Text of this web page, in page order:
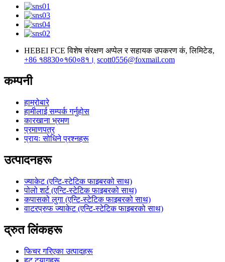
HEBEI FCE विशेष संरक्षण अप्पेल र सहायक उपकरण कं, लिमिटेड,
+86 १8830०१60०8१। scott0556@foxmail.com
कम्पनी
हाम्रोबारे
हामीलाई सम्पर्क गर्नुहोस
कारखाना भ्रमण
प्रमाणपत्र
प्रायः सोधिने प्रश्नहरू
उत्पादनहरू
ज्याकेट (एन्टि-स्टेटिक फाइबरको साथ)
पोलो शर्ट (एन्टि-स्टेटिक फाइबरको साथ)
कपासको लुगा (एन्टि-स्टेटिक फाइबरको साथ)
वाटरप्रुफ ज्याकेट (एन्टि-स्टेटिक फाइबरको साथ)
द्रुत लिंकहरू
फिचर गरिएका उत्पादहरू
हट ट्यागहरू